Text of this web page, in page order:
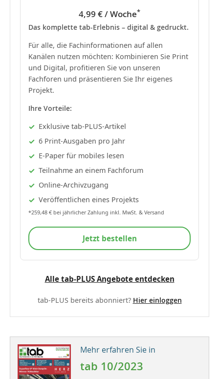
4,99 € / Woche*
Das komplette tab-Erlebnis – digital & gedruckt.
Für alle, die Fachinformationen auf allen
Kanälen nutzen möchten: Kombinieren Sie Print
und Digital, profitieren Sie von unseren
Fachforen und präsentieren Sie Ihr eigenes
Projekt.
Ihre Vorteile:
Exklusive tab-PLUS-Artikel
6 Print-Ausgaben pro Jahr
E-Paper für mobiles lesen
Teilnahme an einem Fachforum
Online-Archivzugang
Veröffentlichen eines Projekts
*259,48 € bei jährlicher Zahlung inkl. MwSt. & Versand
Jetzt bestellen
Alle tab-PLUS Angebote entdecken
tab-PLUS bereits abonniert? Hier einloggen
Mehr erfahren Sie in
tab 10/2023